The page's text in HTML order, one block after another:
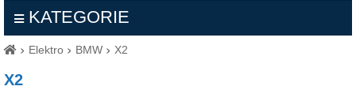
KATEGORIE
Elektro BMW X2
X2